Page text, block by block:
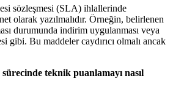
sözleşmesi (SLA) ihlallerinde
olarak yazılmalıdır. Örneğin, belirlenen
durumunda indirim uygulanması veya
gibi. Bu maddeler caydırıcı olmalı ancak
teknik puanlamayı nasıl